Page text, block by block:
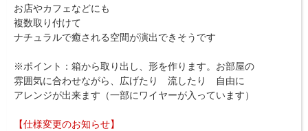
お店やカフェなどにも
複数取り付けて
ナチュラルで癒される空間が演出できそうです
※ポイント：箱から取り出し、形を作ります。お部屋の
雰囲気に合わせながら、広げたり 流したり 自由に
アレンジが出来ます（一部にワイヤーが入っています）
【仕様変更のお知らせ】